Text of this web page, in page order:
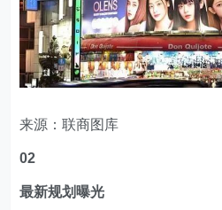
来源：联商图库
02
最新规划曝光